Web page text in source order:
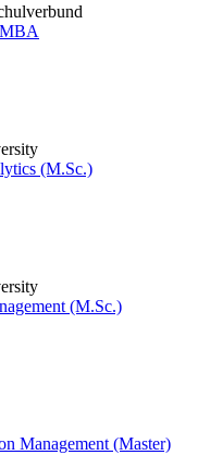
(M.Sc.)
(M.Sc.)
Management (Master)